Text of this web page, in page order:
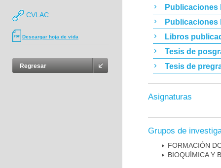
CVLAC
Descargar hoja de vida
Regresar
Publicaciones
Publicaciones
Libros
Tesis de
Tesis de
Asignaturas
Grupos de
FORMACIÓN
BIOQUÍMICA Y